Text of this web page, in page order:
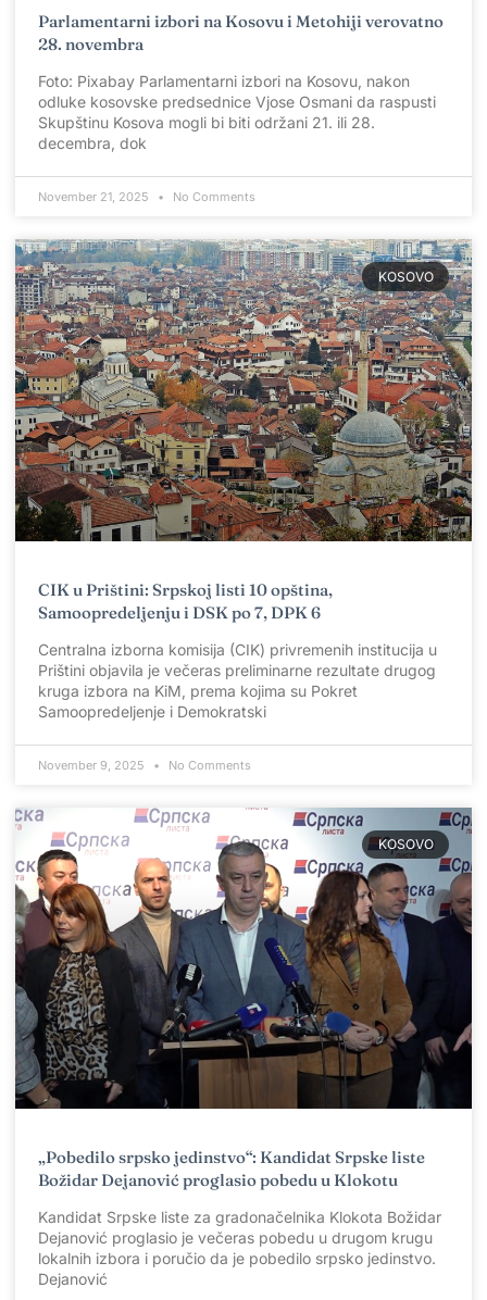
Parlamentarni izbori na Kosovu i Metohiji verovatno
28. novembra
Foto: Pixabay Parlamentarni izbori na Kosovu, nakon
odluke kosovske predsednice Vjose Osmani da raspusti
Skupštinu Kosova mogli bi biti održani 21. ili 28.
decembra, dok
November 21, 2025 No Comments
KOSOVO
CIK u Prištini: Srpskoj listi 10 opština,
Samoopredeljenju i DSK po 7, DPK 6
Centralna izborna komisija (CIK) privremenih institucija u
Prištini objavila je večeras preliminarne rezultate drugog
kruga izbora na KiM, prema kojima su Pokret
Samoopredeljenje i Demokratski
November 9, 2025 No Comments
KOSOVO
„Pobedilo srpsko jedinstvo“: Kandidat Srpske liste
Božidar Dejanović proglasio pobedu u Klokotu
Kandidat Srpske liste za gradonačelnika Klokota Božidar
Dejanović proglasio je večeras pobedu u drugom krugu
lokalnih izbora i poručio da je pobedilo srpsko jedinstvo.
Dejanović